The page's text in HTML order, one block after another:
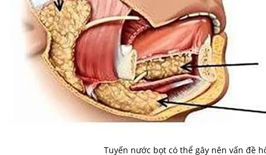
Tuyến nước bọt có thể gây nên vấn đề